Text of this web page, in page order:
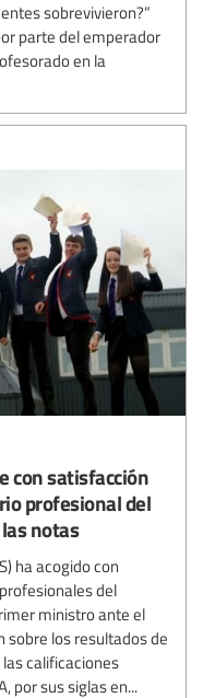
sobrevivieron?”
parte del emperador
en la
con satisfacción
profesional del
notas
ha acogido con
del
ministro ante el
sobre los resultados de
calificaciones
por sus siglas en...